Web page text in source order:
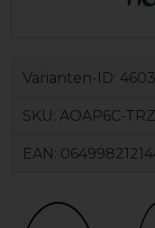
Varianten-ID:
SKU: AOAP6C-
EAN: